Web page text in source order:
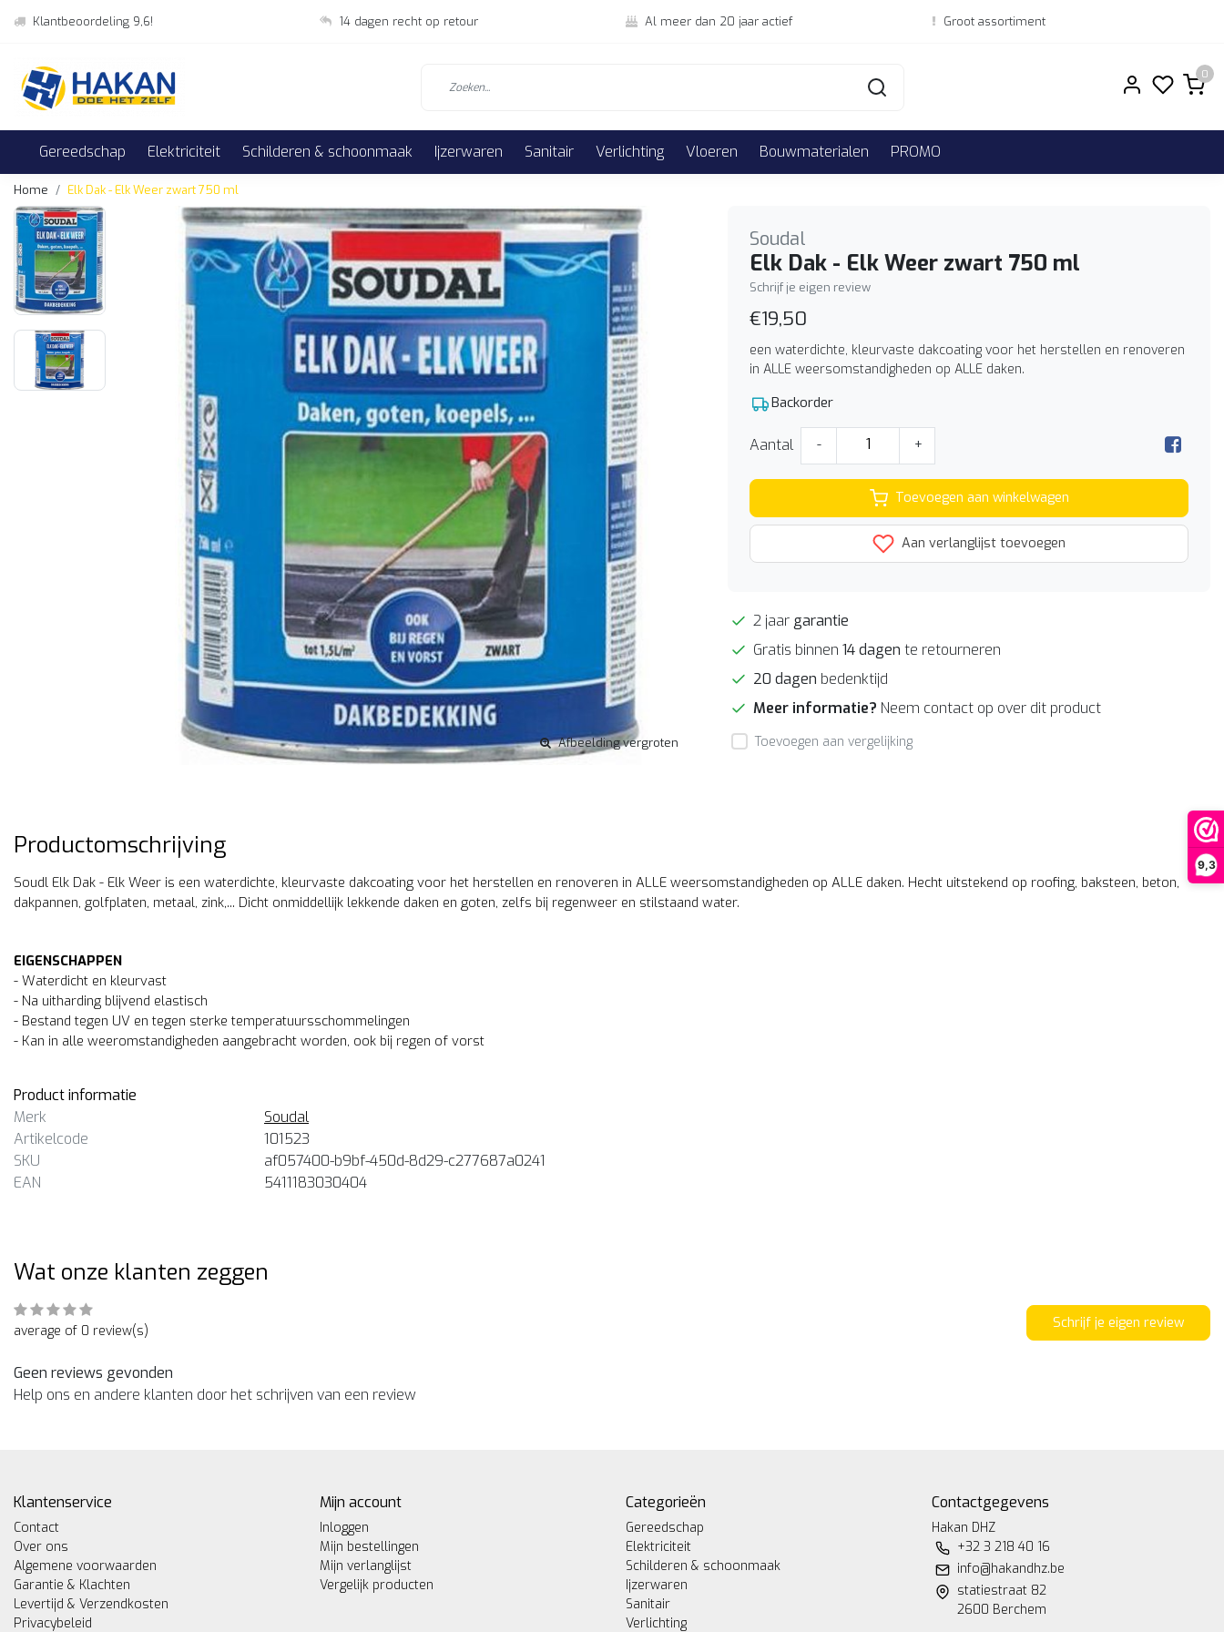
9,3
Klantbeoordeling 9,6! 14 dagen recht op retour Al meer dan 20 jaar actief Groot assortiment
0
Gereedschap Elektriciteit Schilderen & schoonmaak Ijzerwaren Sanitair Verlichting Vloeren Bouwmaterialen PROMO
Home Elk Dak - Elk Weer zwart 750 ml
Afbeelding vergroten
Soudal
Elk Dak - Elk Weer zwart 750 ml
Schrijf je eigen review
€19,50
een waterdichte, kleurvaste dakcoating voor het herstellen en renoveren
in ALLE weersomstandigheden op ALLE daken.
Backorder
Aantal - +
Toevoegen aan winkelwagen
Aan verlanglijst toevoegen
2 jaar garantie
Gratis binnen 14 dagen te retourneren
20 dagen bedenktijd
Meer informatie? Neem contact op over dit product
Toevoegen aan vergelijking
Productomschrijving
Soudl Elk Dak - Elk Weer is een waterdichte, kleurvaste dakcoating voor het herstellen en renoveren in ALLE weersomstandigheden op ALLE daken. Hecht uitstekend op roofing, baksteen, beton,
dakpannen, golfplaten, metaal, zink,... Dicht onmiddellijk lekkende daken en goten, zelfs bij regenweer en stilstaand water.
EIGENSCHAPPEN
- Waterdicht en kleurvast
- Na uitharding blijvend elastisch
- Bestand tegen UV en tegen sterke temperatuursschommelingen
- Kan in alle weeromstandigheden aangebracht worden, ook bij regen of vorst
Product informatie
Merk
Soudal
Artikelcode
101523
SKU
af057400-b9bf-450d-8d29-c277687a0241
EAN
5411183030404
Wat onze klanten zeggen
average of 0 review(s) Schrijf je eigen review
Geen reviews gevonden
Help ons en andere klanten door het schrijven van een review
Klantenservice
Contact
Over ons
Algemene voorwaarden
Garantie & Klachten
Levertijd & Verzendkosten
Privacybeleid
Mijn account
Inloggen
Mijn bestellingen
Mijn verlanglijst
Vergelijk producten
Categorieën
Gereedschap
Elektriciteit
Schilderen & schoonmaak
Ijzerwaren
Sanitair
Verlichting
Contactgegevens
Hakan DHZ
+32 3 218 40 16
info@hakandhz.be
statiestraat 82
2600 Berchem